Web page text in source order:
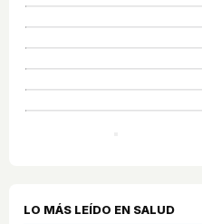
LO MÁS LEÍDO EN SALUD